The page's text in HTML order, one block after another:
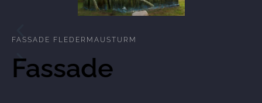
FASSADE FLEDERMAUSTURM
Fassade